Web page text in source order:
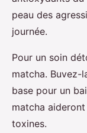
peau des
journée.
Pour un soin
matcha. Buvez-
base pour un
matcha
toxines.